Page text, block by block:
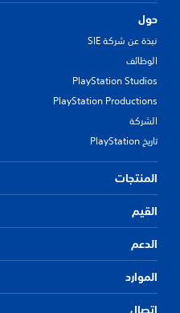
حول
نبذة عن شركة SIE
الوظائف
PlayStation Studios
PlayStation Productions
الشركة
تاريخ PlayStation
المنتجات
القيم
الدعم
الموارد
اتصال